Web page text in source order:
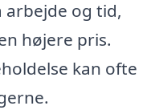
og tid,
højere pris.
kan ofte